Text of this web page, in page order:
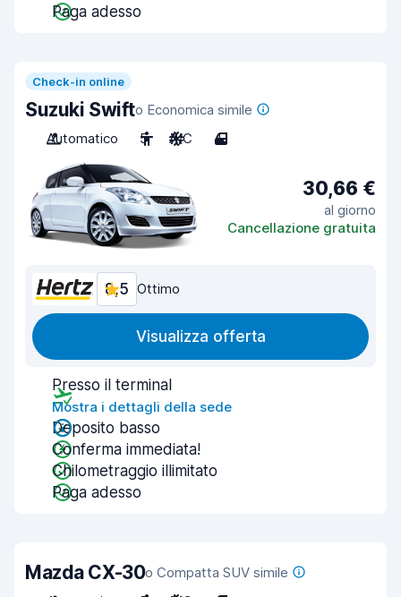
Paga adesso
Check-in online
Suzuki Swifto Economica simile
Automatico
5 A/C 4
30,66 €
al giorno
Cancellazione gratuita
8,5 Ottimo
Visualizza offerta
Presso il terminal
Mostra i dettagli della sede
Deposito basso
Conferma immediata!
Chilometraggio illimitato
Paga adesso
Mazda CX-30o Compatta SUV simile